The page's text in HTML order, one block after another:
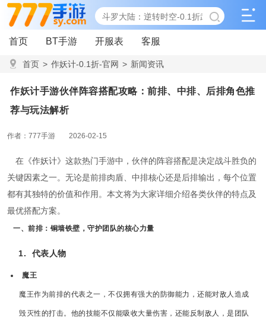
首页 BT手游 开服表 客服
首页 > 作妖计-0.1折-官网 > 新闻资讯
作妖计手游伙伴阵容搭配攻略：前排、中排、后排角色推
荐与玩法解析
作者：777手游 2026-02-15
在《作妖计》这款热门手游中，伙伴的阵容搭配是决定战斗胜负的
关键因素之一。无论是前排肉盾、中排核心还是后排输出，每个位置
都有其独特的价值和作用。本文将为大家详细介绍各类伙伴的特点及
最优搭配方案。
一、前排：铜墙铁壁，守护团队的核心力量
1. 代表人物
魔王
魔王作为前排的代表之一，不仅拥有强大的防御能力，还能对敌人造成
毁灭性的打击。他的技能不仅能吸收大量伤害，还能反制敌人，是团队